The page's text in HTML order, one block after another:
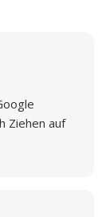
Ziehen auf